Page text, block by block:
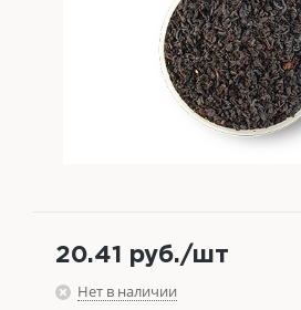
20.41 руб./шт
Нет в наличии